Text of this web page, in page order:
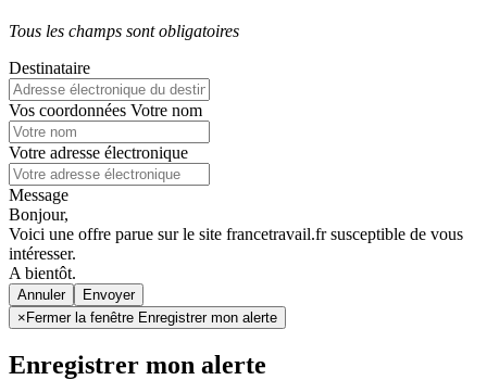
Tous les champs sont obligatoires
Destinataire
Vos coordonnées Votre nom
Votre adresse électronique
Message
Bonjour,
Voici une offre parue sur le site francetravail.fr susceptible de vous
intéresser.
A bientôt.
Annuler
× Fermer la fenêtre Enregistrer mon alerte
Enregistrer mon alerte